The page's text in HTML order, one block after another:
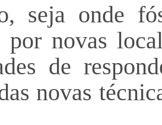
seja onde
por novas
de
novas